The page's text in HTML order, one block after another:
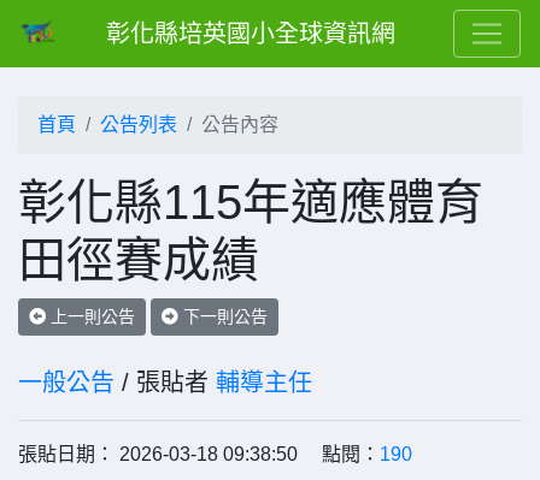
彰化縣培英國小全球資訊網
首頁 公告列表 公告內容
彰化縣115年適應體育
田徑賽成績
上一則公告 下一則公告
一般公告 / 張貼者 輔導主任
張貼日期： 2026-03-18 09:38:50 點閱： 190